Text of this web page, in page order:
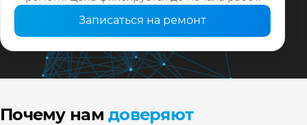
Записаться на ремонт
Почему намдоверяют